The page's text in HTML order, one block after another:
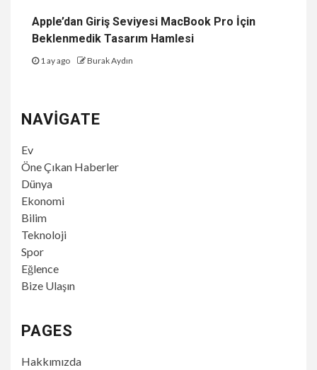
Apple’dan Giriş Seviyesi MacBook Pro İçin
Beklenmedik Tasarım Hamlesi
1 ay ago Burak Aydın
NAVIGATE
Ev
Öne Çıkan Haberler
Dünya
Ekonomi
Bilim
Teknoloji
Spor
Eğlence
Bize Ulaşın
PAGES
Hakkımızda